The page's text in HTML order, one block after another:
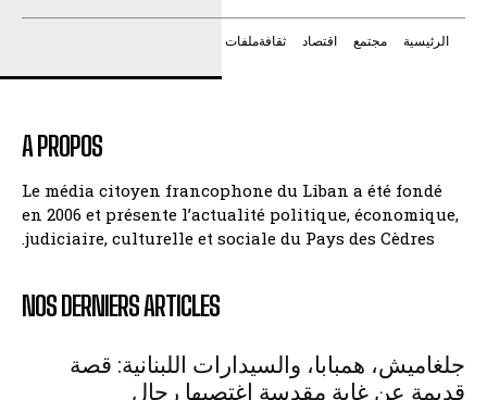
الرئيسية مجتمع اقتصاد ثقافةملفات
A PROPOS
Le média citoyen francophone du Liban a été fondé
en 2006 et présente l’actualité politique, économique,
judiciaire, culturelle et sociale du Pays des Cèdres.
NOS DERNIERS ARTICLES
جلغاميش، همبابا، والسيدارات اللبنانية: قصة
قديمة عن غابة مقدسة اغتصبها رجال